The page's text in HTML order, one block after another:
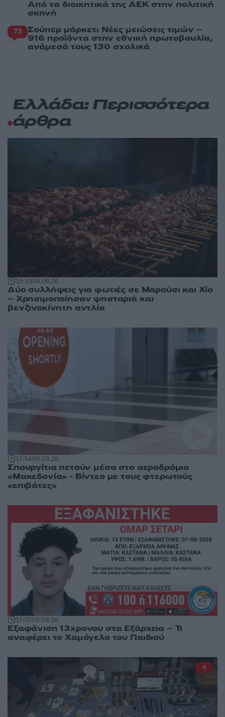
Από τα διοικητικά της ΑΕΚ στην πολιτική
σκηνή
73 Σούπερ μάρκετ: Νέες μειώσεις τιμών –
916 προϊόντα στην εθνική πρωτοβουλία,
ανάμεσά τους 130 σχολικά
Ελλάδα: Περισσότερα
άρθρα
18:1309.08.26
Δύο συλλήψεις για φωτιές σε Μαρούσι και Χίο
– Χρησιμοποίησαν ψησταριά και
βενζινοκίνητη αντλία
17:5409.08.26
Σπουργίτια πετούν μέσα στο αεροδρόμιο
«Μακεδονία» - Βίντεο με τους φτερωτούς
«επιβάτες»
17:3209.08.26
Εξαφάνιση 13χρονου στα Εξάρχεια – Τι
αναφέρει το Χαμόγελο του Παιδιού
9